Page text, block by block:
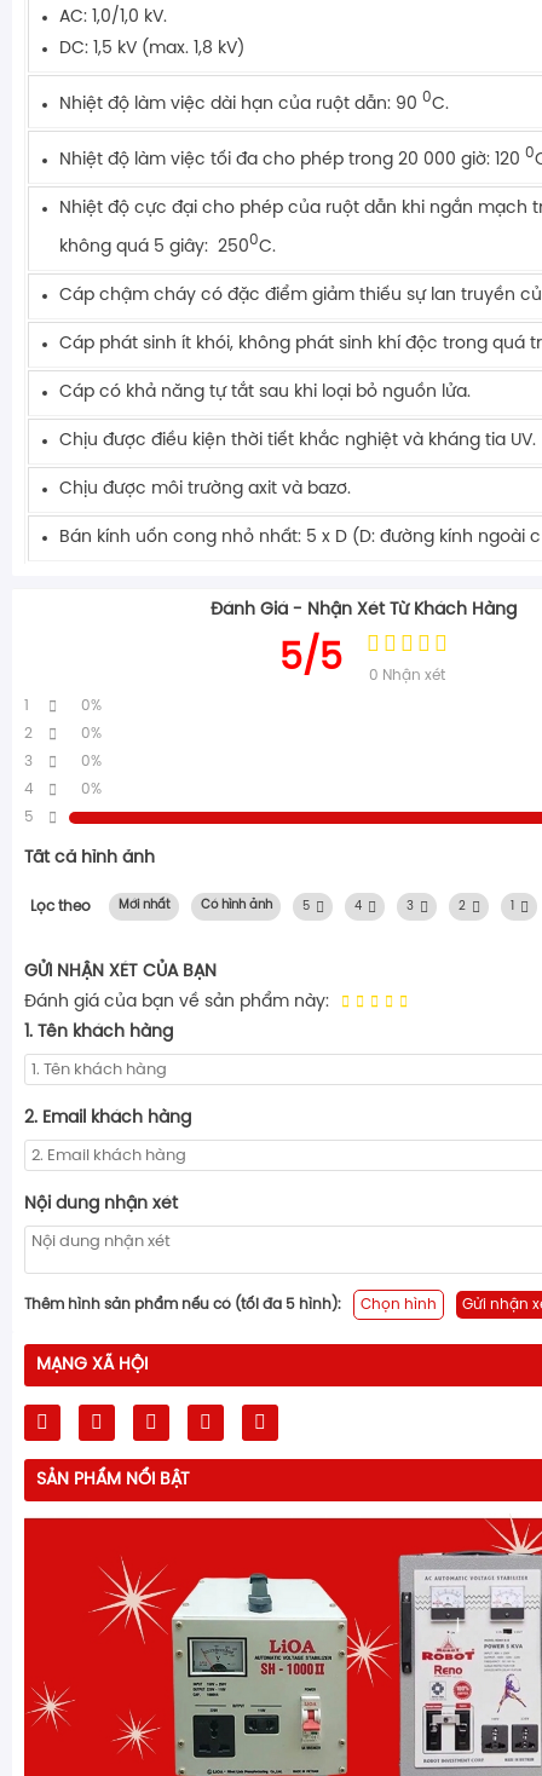
AC: 1,0/1,0 kV.
DC: 1,5 kV (max. 1,8 kV)
Nhiệt độ làm việc dài hạn của ruột dẫn: 90 0C.
Nhiệt độ làm việc tối đa cho phép trong 20 000 giờ: 120 0
Nhiệt độ cực đại cho phép của ruột dẫn khi ngắn mạch
không quá 5 giây: 2500C.
Cáp chậm cháy có đặc điểm giảm thiếu sự lan truyền
Cáp phát sinh ít khói, không phát sinh khí độc trong quá
Cáp có khả năng tự tắt sau khi loại bỏ nguồn lửa.
Chịu được điều kiện thời tiết khắc nghiệt và kháng tia UV.
Chịu được môi trường axit và bazơ.
Bán kính uốn cong nhỏ nhất: 5 x D (D: đường kính ngoài
Đánh Giá - Nhận Xét Từ Khách Hàng
5/5 0 Nhận xét
0%
2
0%
3
0%
4
0%
5
Tất cả hình ảnh
Lọc theo Mới nhất Có hình ảnh 5 4 3 2 1
GỬI NHẬN XÉT CỦA BẠN
Đánh giá của bạn về sản phẩm này:
1. Tên khách hàng
2. Email khách hàng
Nội dung nhận xét
Thêm hình sản phẩm nếu có (tối đa 5 hình): Chọn hình Gửi nhận
MẠNG XÃ HỘI
SẢN PHẨM NỔI BẬT